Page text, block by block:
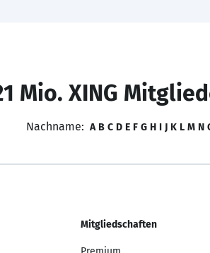
Mio. XING
Nachname: A B C D E F G H I J K L M N
Mitgliedschaften